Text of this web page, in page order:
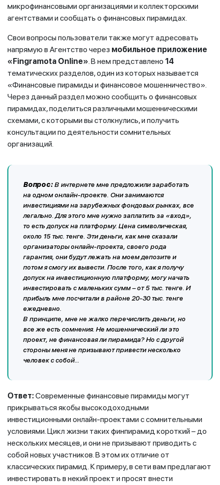
микрофинансовыми организациями и коллекторскими
агентствами и сообщать о финансовых пирамидах.
Свои вопросы пользователи также могут адресовать
напрямую в Агентство через мобильное приложение
«Fingramota Online». В нем представлено 14
тематических разделов, один из которых называется
«Финансовые пирамиды и финансовое мошенничество».
Через данный раздел можно сообщить о финансовых
пирамидах, поделиться различными мошенническими
схемами, с которыми вы столкнулись, и получить
консультации по деятельности сомнительных
организаций.
Вопрос:В интернете мне предложили заработать
на одном онлайн-проекте. Они занимаются
инвестициями на зарубежных фондовых рынках, все
легально. Для этого мне нужно заплатить за «вход»,
то есть допуск на платформу. Цена символическая,
около 15 тыс. тенге. Эти деньги, как мне сказали
организаторы онлайн-проекта, своего рода
гарантия, они будут лежать на моем депозите и
потом я смогу их вывести. После того, как я получу
допуск на инвестиционную платформу, могу начать
инвестировать с маленьких сумм – от 5 тыс. тенге. И
прибыль мне посчитали в районе 20-30 тыс. тенге
ежедневно.
В принципе, мне не жалко перечислить деньги, но
все же есть сомнения. Не мошеннический ли это
проект, не финансовая ли пирамида? Но с другой
стороны меня не призывают привести несколько
человек с собой...
Ответ:Современные финансовые пирамиды могут
прикрываться якобы высокодоходными
инвестиционными онлайн-проектами с сомнительными
условиями. Цикл жизни таких финпирамид короткий – до
нескольких месяцев, и они не призывают приводить с
собой новых участников. В этом их отличие от
классических пирамид. К примеру, в сети вам предлагают
инвестировать в некий проект и просят внести